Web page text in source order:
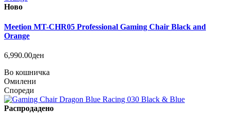
Ново
Meetion MT-CHR05 Professional Gaming Chair Black and
Orange
6,990.00ден
Во кошничка
Омилени
Спореди
Распродадено